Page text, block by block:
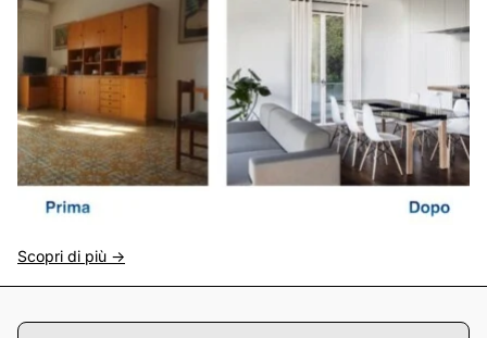
Scopri di più ->